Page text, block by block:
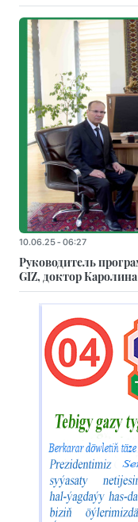
10.06.25 - 06:27
Руководитель
GIZ, доктор